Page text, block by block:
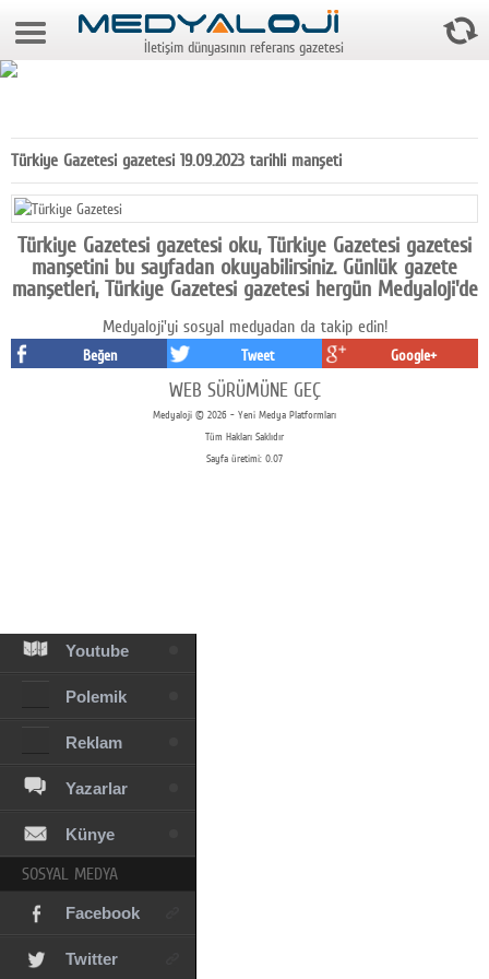
8 Ağustos 2026 16:45:18
Gazeteler
Medya
Reyting-tiraj
Teknoloji
Youtube
Polemik
Reklam
Yazarlar
Künye
SOSYAL MEDYA
Facebook
Twitter
İletişim dünyasının referans gazetesi
Türkiye Gazetesi gazetesi 19.09.2023 tarihli manşeti
Türkiye Gazetesi gazetesi oku, Türkiye Gazetesi gazetesi
manşetini bu sayfadan okuyabilirsiniz. Günlük gazete
manşetleri, Türkiye Gazetesi gazetesi hergün Medyaloji'de
Medyaloji'yi sosyal medyadan da takip edin!
Beğen Tweet Google+
WEB SÜRÜMÜNE GEÇ
Medyaloji © 2026 - Yeni Medya Platformları
Tüm Hakları Saklıdır
Sayfa üretimi: 0.07